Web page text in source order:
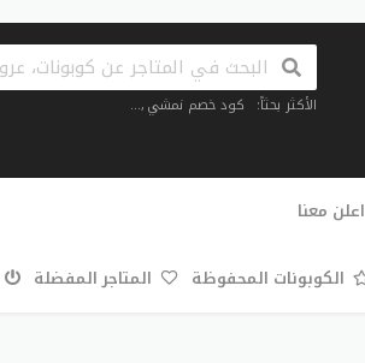
الأكثر بحثاً: كود خصم نمشي,...
تخطي
اعلن معنا
الكوبونات المحفوظة المتاجر المفضلة